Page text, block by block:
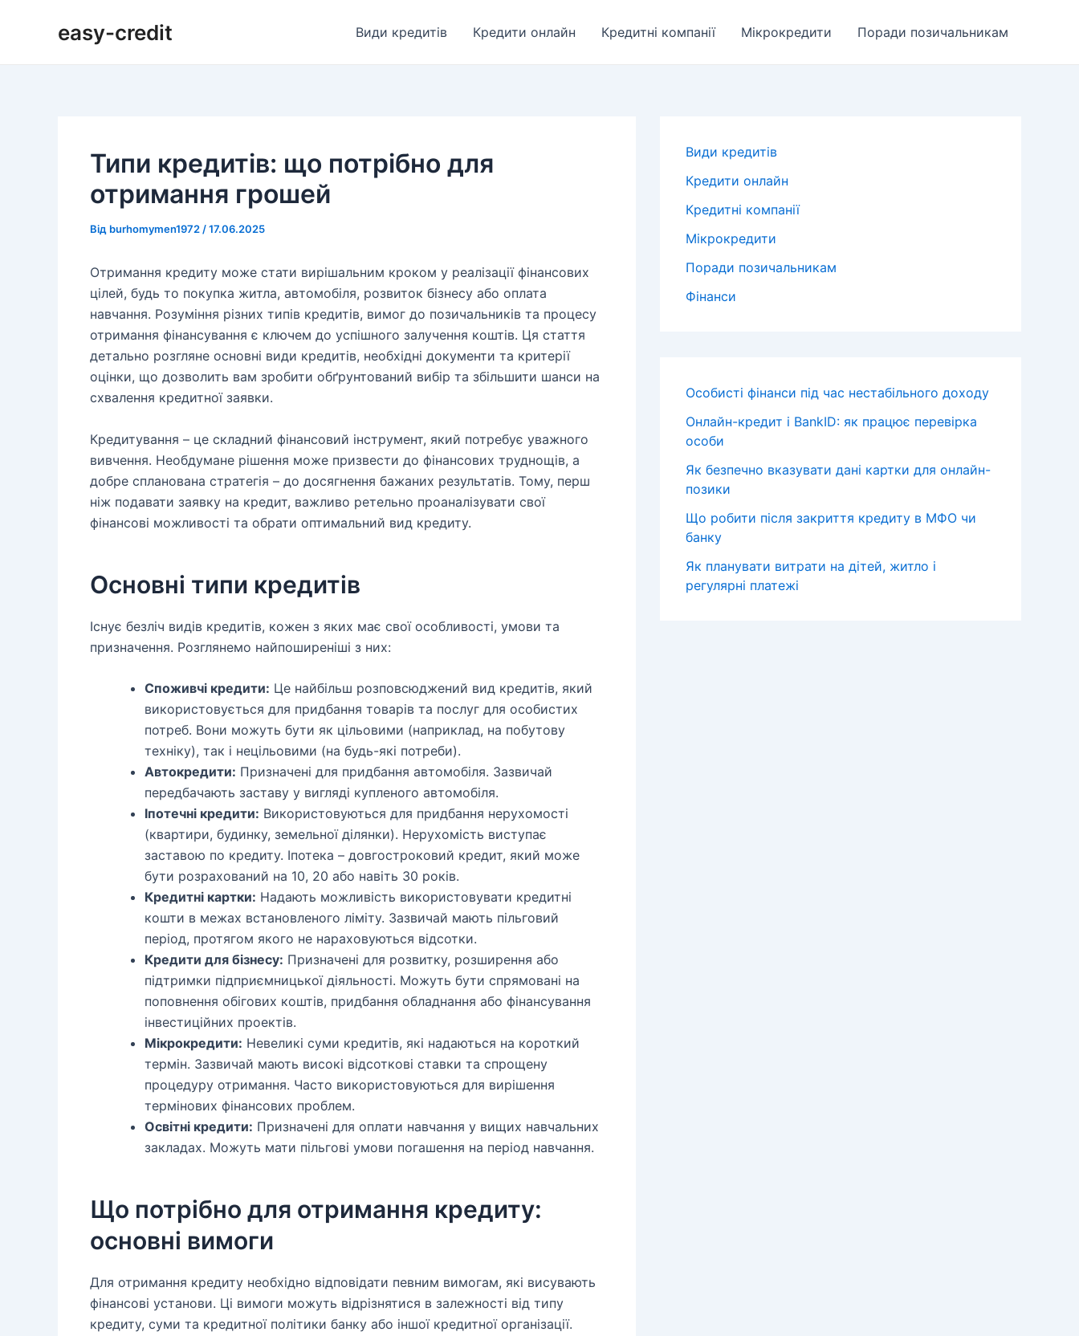
easy-credit Види кредитів Кредити онлайн Кредитні компанії Мікрокредити Поради позичальникам
Типи кредитів: що потрібно для
отримання грошей
Від burhomymen1972 /17.06.2025
Отримання кредиту може стати вирішальним кроком у реалізації фінансових
цілей, будь то покупка житла, автомобіля, розвиток бізнесу або оплата
навчання. Розуміння різних типів кредитів, вимог до позичальників та процесу
отримання фінансування є ключем до успішного залучення коштів. Ця стаття
детально розгляне основні види кредитів, необхідні документи та критерії
оцінки, що дозволить вам зробити обґрунтований вибір та збільшити шанси на
схвалення кредитної заявки.
Кредитування – це складний фінансовий інструмент, який потребує уважного
вивчення. Необдумане рішення може призвести до фінансових труднощів, а
добре спланована стратегія – до досягнення бажаних результатів. Тому, перш
ніж подавати заявку на кредит, важливо ретельно проаналізувати свої
фінансові можливості та обрати оптимальний вид кредиту.
Основні типи кредитів
Існує безліч видів кредитів, кожен з яких має свої особливості, умови та
призначення. Розглянемо найпоширеніші з них:
Споживчі кредити: Це найбільш розповсюджений вид кредитів, який
використовується для придбання товарів та послуг для особистих
потреб. Вони можуть бути як цільовими (наприклад, на побутову
техніку), так і нецільовими (на будь-які потреби).
Автокредити: Призначені для придбання автомобіля. Зазвичай
передбачають заставу у вигляді купленого автомобіля.
Іпотечні кредити: Використовуються для придбання нерухомості
(квартири, будинку, земельної ділянки). Нерухомість виступає
заставою по кредиту. Іпотека – довгостроковий кредит, який може
бути розрахований на 10, 20 або навіть 30 років.
Кредитні картки: Надають можливість використовувати кредитні
кошти в межах встановленого ліміту. Зазвичай мають пільговий
період, протягом якого не нараховуються відсотки.
Кредити для бізнесу: Призначені для розвитку, розширення або
підтримки підприємницької діяльності. Можуть бути спрямовані на
поповнення обігових коштів, придбання обладнання або фінансування
інвестиційних проектів.
Мікрокредити: Невеликі суми кредитів, які надаються на короткий
термін. Зазвичай мають високі відсоткові ставки та спрощену
процедуру отримання. Часто використовуються для вирішення
термінових фінансових проблем.
Освітні кредити: Призначені для оплати навчання у вищих навчальних
закладах. Можуть мати пільгові умови погашення на період навчання.
Що потрібно для отримання кредиту:
основні вимоги
Для отримання кредиту необхідно відповідати певним вимогам, які висувають
фінансові установи. Ці вимоги можуть відрізнятися в залежності від типу
кредиту, суми та кредитної політики банку або іншої кредитної організації.
по
Види кредитів
Кредити онлайн
Кредитні компанії
Мікрокредити
Поради позичальникам
Фінанси
Особисті фінанси під час нестабільного доходу
Онлайн-кредит і BankID: як працює перевірка
особи
Як безпечно вказувати дані картки для онлайн-
позики
Що робити після закриття кредиту в МФО чи
банку
Як планувати витрати на дітей, житло і
регулярні платежі